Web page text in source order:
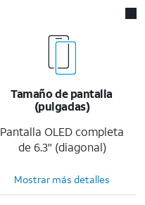
Tamaño de pantalla
(pulgadas)
Pantalla OLED completa
de 6.3" (diagonal)
Mostrar más detalles